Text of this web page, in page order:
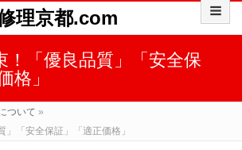
理京都.com
！「優良品質」「安全保
格」
ついて »
「安全保証」「適正価格」